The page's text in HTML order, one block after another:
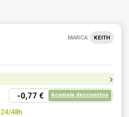
MARCA: KEITH
-0,77 € Acumula descuentos
48h